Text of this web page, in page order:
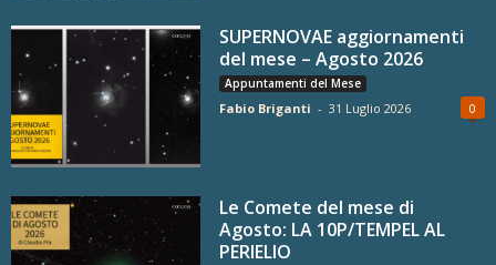
SUPERNOVAE aggiornamenti
del mese – Agosto 2026
Appuntamenti del Mese
Fabio Briganti - 31 Luglio 2026 0
Le Comete del mese di
Agosto: LA 10P/TEMPEL AL
PERIELIO